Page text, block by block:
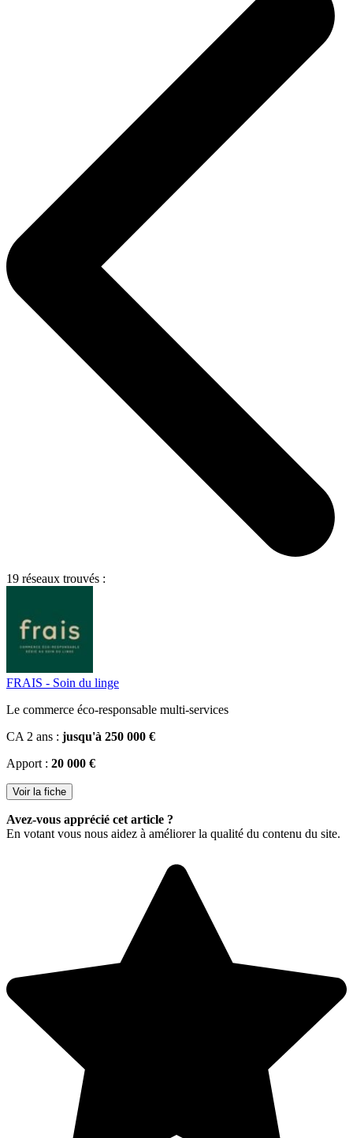
19 réseaux trouvés :
FRAIS - Soin du linge
Le commerce éco-responsable multi-services
CA 2 ans : jusqu'à 250 000 €
Apport : 20 000 €
Voir la fiche
Avez-vous apprécié cet article ?
En votant vous nous aidez à améliorer la qualité du contenu du site.